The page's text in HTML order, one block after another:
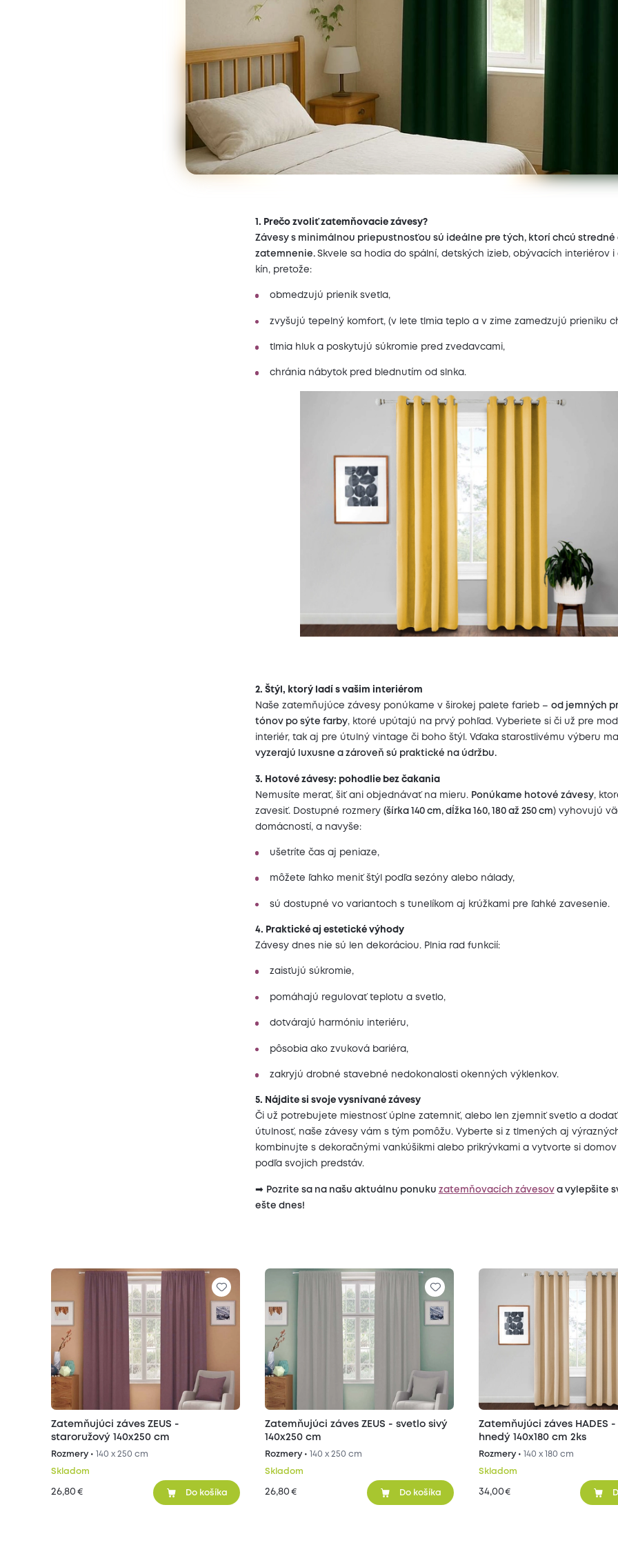
1. Prečo zvoliť zatemňovacie závesy?
Závesy s minimálnou priepustnosťou sú ideálne pre tých, ktorí chcú stredné
zatemnenie. Skvele sa hodia do spální, detských izieb, obývacích interiérov i
kín, pretože:
obmedzujú prienik svetla,
zvyšujú tepelný komfort, (v lete tlmia teplo a v zime zamedzujú prieniku
tlmia hluk a poskytujú súkromie pred zvedavcami,
chránia nábytok pred blednutím od slnka.
2. Štýl, ktorý ladí s vašim interiérom
Naše zatemňujúce závesy ponúkame v širokej palete farieb – od jemných
tónov po sýte farby, ktoré upútajú na prvý pohľad. Vyberiete si či už pre
interiér, tak aj pre útulný vintage či boho štýl. Vďaka starostlivému výberu
vyzerajú luxusne a zároveň sú praktické na údržbu.
3. Hotové závesy: pohodlie bez čakania
Nemusíte merať, šiť ani objednávať na mieru. Ponúkame hotové závesy,
zavesiť. Dostupné rozmery (šírka 140 cm, dĺžka 160, 180 až 250 cm) vyhovujú
domácností, a navyše:
ušetríte čas aj peniaze,
môžete ľahko meniť štýl podľa sezóny alebo nálady,
sú dostupné vo variantoch s tunelíkom aj krúžkami pre ľahké zavesenie.
4. Praktické aj estetické výhody
Závesy dnes nie sú len dekoráciou. Plnia rad funkcií:
zaisťujú súkromie,
pomáhajú regulovať teplotu a svetlo,
dotvárajú harmóniu interiéru,
pôsobia ako zvuková bariéra,
zakryjú drobné stavebné nedokonalosti okenných výklenkov.
5. Nájdite si svoje vysnívané závesy
Či už potrebujete miestnosť úplne zatemniť, alebo len zjemniť svetlo a
útulnosť, naše závesy vám s tým pomôžu. Vyberte si z tlmených aj
kombinujte s dekoračnými vankúšikmi alebo prikrývkami a vytvorte si
podľa svojich predstáv.
➡ Pozrite sa na našu aktuálnu ponuku zatemňovacích závesova vylepšite
ešte dnes!
Zatemňujúci záves ZEUS -
staroružový 140x250 cm
Rozmery • 140 x 250 cm
Skladom
26,80 € Do košíka
Zatemňujúci záves ZEUS - svetlo sivý
140x250 cm
Rozmery • 140 x 250 cm
Skladom
26,80 € Do košíka
Zatemňujúci záves HADES
hnedý 140x180 cm 2ks
Rozmery • 140 x 180 cm
Skladom
34,00 €